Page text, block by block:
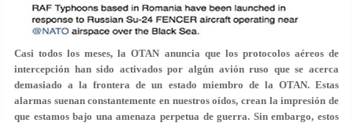
Casi todos los meses, la OTAN anuncia que los protocolos aéreos de
intercepción han sido activados por algún avión ruso que se acerca
demasiado a la frontera de un estado miembro de la OTAN. Estas
alarmas suenan constantemente en nuestros oídos, crean la impresión de
que estamos bajo una amenaza perpetua de guerra. Sin embargo, estos